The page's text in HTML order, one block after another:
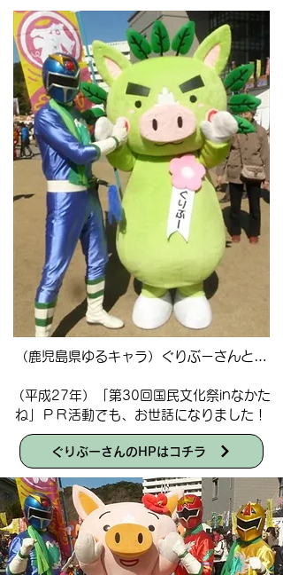
（鹿児島県ゆるキャラ）ぐりぶーさんと…
​（平成27年）「第30回国民文化祭inなかた
ね」ＰＲ活動でも、お世話になりました！
ぐりぶーさんのHPはコチラ